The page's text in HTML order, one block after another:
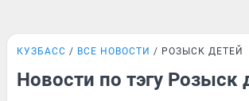
КУЗБАСС ВСЕ НОВОСТИ РОЗЫСК ДЕТЕЙ
Новости по тэгу Розыск